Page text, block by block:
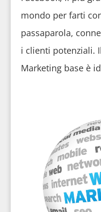
mondo per farti
passaparola,
i clienti potenziali.
Marketing base è